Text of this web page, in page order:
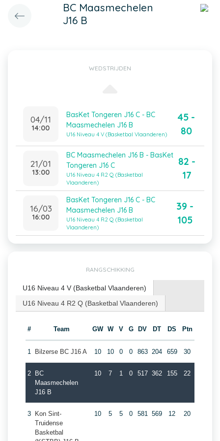
BC Maasmechelen
J16 B
WEDSTRIJDEN
04/11
14:00
BasKet Tongeren J16 C - BC
Maasmechelen J16 B
U16 Niveau 4 V (Basketbal Vlaanderen)
45 -
80
21/01
13:00
BC Maasmechelen J16 B - BasKet
Tongeren J16 C
U16 Niveau 4 R2 Q (Basketbal
Vlaanderen)
82 -
17
16/03
16:00
BasKet Tongeren J16 C - BC
Maasmechelen J16 B
U16 Niveau 4 R2 Q (Basketbal
Vlaanderen)
39 -
105
RANGSCHIKKING
U16 Niveau 4 V (Basketbal Vlaanderen)
U16 Niveau 4 R2 Q (Basketbal Vlaanderen)
# Team GW W V G DV DT DS Ptn
1 Bilzerse BC J16 A 10 10 0 0 863 204 659 30
2
BC
Maasmechelen
J16 B
10 7 1 0 517 362 155 22
3
Kon Sint-
Truidense
Basketbal
10 5 5 0 581 569 12 20